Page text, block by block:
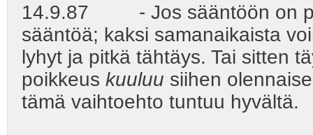
14.9.87 - Jos sääntöön on
sääntöä; kaksi samanaikaista
lyhyt ja pitkä tähtäys. Tai sitten
poikkeus kuuluu siihen
tämä vaihtoehto tuntuu hyvältä.